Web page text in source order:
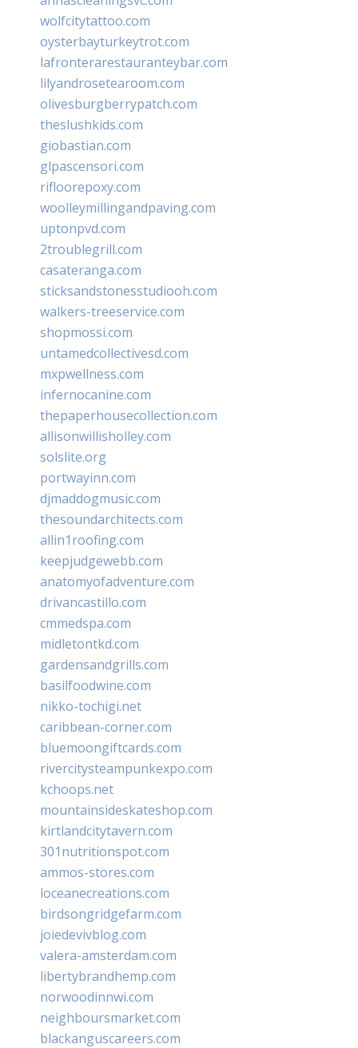
wolfcitytattoo.com
oysterbayturkeytrot.com
lafronterarestauranteybar.com
lilyandrosetearoom.com
olivesburgberrypatch.com
theslushkids.com
giobastian.com
glpascensori.com
rifloorepoxy.com
woolleymillingandpaving.com
uptonpvd.com
2troublegrill.com
casateranga.com
sticksandstonesstudiooh.com
walkers-treeservice.com
shopmossi.com
untamedcollectivesd.com
mxpwellness.com
infernocanine.com
thepaperhousecollection.com
allisonwillisholley.com
solslite.org
portwayinn.com
djmaddogmusic.com
thesoundarchitects.com
allin1roofing.com
keepjudgewebb.com
anatomyofadventure.com
drivancastillo.com
cmmedspa.com
midletontkd.com
gardensandgrills.com
basilfoodwine.com
nikko-tochigi.net
caribbean-corner.com
bluemoongiftcards.com
rivercitysteampunkexpo.com
kchoops.net
mountainsideskateshop.com
kirtlandcitytavern.com
301nutritionspot.com
ammos-stores.com
loceanecreations.com
birdsongridgefarm.com
joiedevivblog.com
valera-amsterdam.com
libertybrandhemp.com
norwoodinnwi.com
neighboursmarket.com
blackanguscareers.com